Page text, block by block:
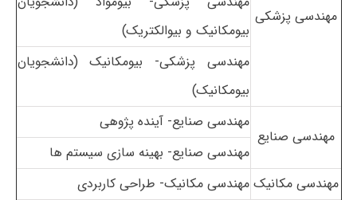
مهندسی پزشکی
بیومکانیک و بیوالکتریک)
مهندسی پزشکی- بیومکانیک(دانشجویان
بیومکانیک)
مهندسی صنایع
مهندسی صنایع- آینده پژوهی
مهندسی صنایع- بهینه سازی سیستم ها
مهندسی مکانیک مهندسی مکانیک- طراحی کاربردی